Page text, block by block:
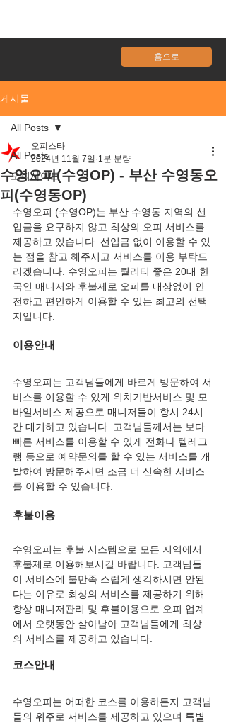
홈으로
게시물
All Posts
오피사이트
All Posts
수영오피(수영OP) - 부산 수영동오
피(수영동OP)
오피스타
2024년 11월 7일 1분 분량
수영 오피 (수영OP)는 부산 수영동 지역의 선
입금을 요구하지 않고 최상의 오피 서비스를
제공하고 있습니다. 선입금 없이 이용할 수 있
는 점을 참고 해주시고 서비스를 이용 부탁드
리겠습니다. 수영 오피는 퀄리티 좋은 20대 한
국인 매니저와 후불제로 오피를 내상없이 안
전하고 편안하게 이용할 수 있는 최고의 선택
지입니다.
이용안내
수영 오피는 고객님들에게 바르게 방문하여 서
비스를 이용할 수 있게 위치기반서비스 및 모
바일서비스 제공으로 매니저들이 항시 24시
간 대기하고 있습니다. 고객님들께서는 보다
빠른 서비스를 이용할 수 있게 전화나 텔레그
램 등으로 예약문의를 할 수 있는 서비스를 개
발하여 방문해주시면 조금 더 신속한 서비스
를 이용할 수 있습니다.
후불이용
수영 오피는 후불 시스템으로 모든 지역에서
후불제로 이용해보시길 바랍니다. 고객님들
이 서비스에 불만족 스럽게 생각하시면 안된
다는 이유로 최상의 서비스를 제공하기 위해
항상 매니저관리 및 후불이용으로 오피 업계
에서 오랫동안 살아남아 고객님들에게 최상
의 서비스를 제공하고 있습니다.
코스안내
수영 오피는 어떠한 코스를 이용하든지 고객님
들의 위주로 서비스를 제공하고 있으며 특별